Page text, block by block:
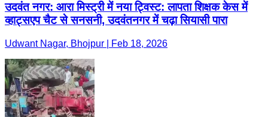
उदवंत नगर: आरा मिस्ट्री में नया ट्विस्ट: लापता शिक्षक केस में
व्हाट्सएप चैट से सनसनी, उदवंतनगर में चढ़ा सियासी पारा
Udwant Nagar, Bhojpur | Feb 18, 2026